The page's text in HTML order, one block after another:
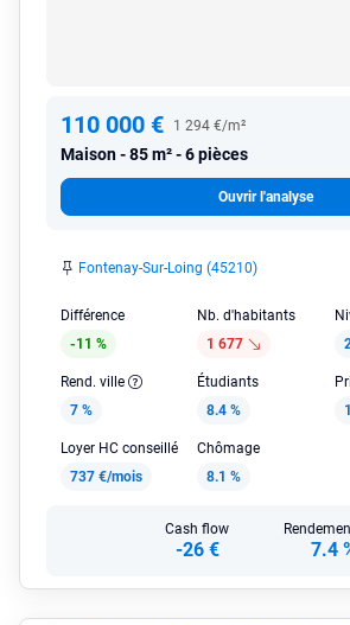
110 000 € 1 294 €/m²
Maison 85 m² - 6 pièces
Ouvrir l'analyse
Fontenay-Sur-Loing (45210)
Différence
-11 %
Nb. d'habitants
1 677
Rend. ville
7 %
Étudiants
8.4 %
Loyer HC conseillé
737 €/mois
Chômage
8.1 %
Cash flow
-26 € 7.4